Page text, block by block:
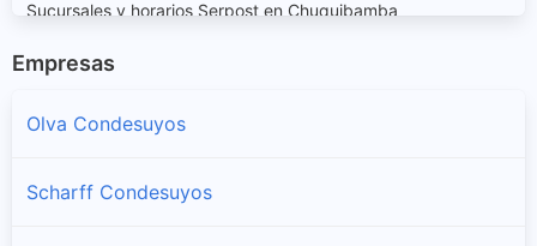
Sucursales y horarios Serpost en Chuquibamba
Iray
Sucursales y horarios Serpost en Rio Grande
Empresas
Olva Condesuyos
Scharff Condesuyos